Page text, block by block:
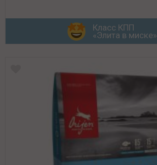
Класс КПП
«Элита в миске»